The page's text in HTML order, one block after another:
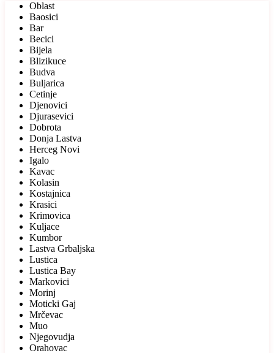
Oblast
Baosici
Bar
Becici
Bijela
Blizikuce
Budva
Buljarica
Cetinje
Djenovici
Djurasevici
Dobrota
Donja Lastva
Herceg Novi
Igalo
Kavac
Kolasin
Kostajnica
Krasici
Krimovica
Kuljace
Kumbor
Lastva Grbaljska
Lustica
Lustica Bay
Markovici
Morinj
Moticki Gaj
Mrčevac
Muo
Njegovudja
Orahovac